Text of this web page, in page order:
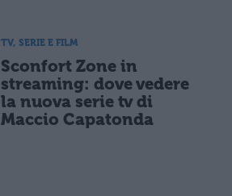
TV, SERIE E FILM
Sconfort Zone in
streaming: dove vedere
la nuova serie tv di
Maccio Capatonda